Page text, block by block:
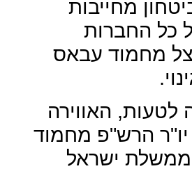
מחייבות
כל החברות
מחמוד עבאס
לטעות, האווירה
יו"ר הרש"פ מחמוד
ממשלת ישראל